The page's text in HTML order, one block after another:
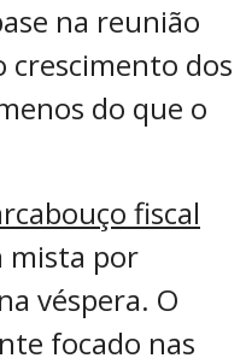
na reunião
crescimento dos
do que o
fiscal
mista por
véspera. O
focado nas